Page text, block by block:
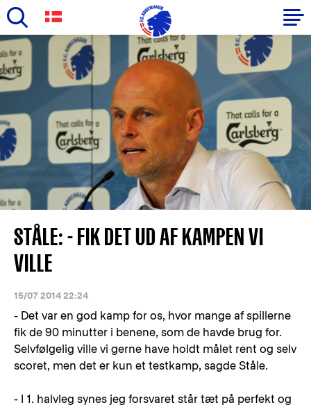
Skip
to
main
content
Primary
navigation
English
STÅLE: - FIK DET UD AF KAMPEN VI
VILLE
15/07 2014 22:24
- Det var en god kamp for os, hvor mange af spillerne
fik de 90 minutter i benene, som de havde brug for.
Selvfølgelig ville vi gerne have holdt målet rent og selv
scoret, men det er kun et testkamp, sagde Ståle.
- I 1. halvleg synes jeg forsvaret står tæt på perfekt og